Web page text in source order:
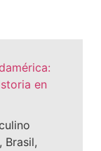
en
Brasil,